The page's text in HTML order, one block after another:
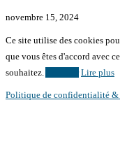
novembre 15, 2024
Ce site utilise des cookies
que vous êtes d'accord avec
souhaitez.
Lire plus
Politique de confidentialité &